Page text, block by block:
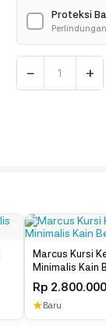
Proteksi
Savannah
Kursi
Kantor
− +
Marcus Kursi
Minimalis Kain
Rp 2.800.000
★ Baru